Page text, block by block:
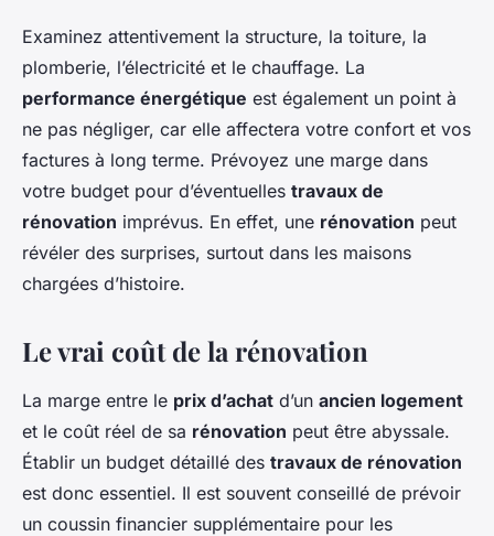
Examinez attentivement la structure, la toiture, la
plomberie, l’électricité et le chauffage. La
performance énergétique est également un point à
ne pas négliger, car elle affectera votre confort et vos
factures à long terme. Prévoyez une marge dans
votre budget pour d’éventuelles travaux de
rénovation imprévus. En effet, une rénovation peut
révéler des surprises, surtout dans les maisons
chargées d’histoire.
Le vrai coût de la rénovation
La marge entre le prix d’achat d’un ancien logement
et le coût réel de sa rénovation peut être abyssale.
Établir un budget détaillé des travaux de rénovation
est donc essentiel. Il est souvent conseillé de prévoir
un coussin financier supplémentaire pour les